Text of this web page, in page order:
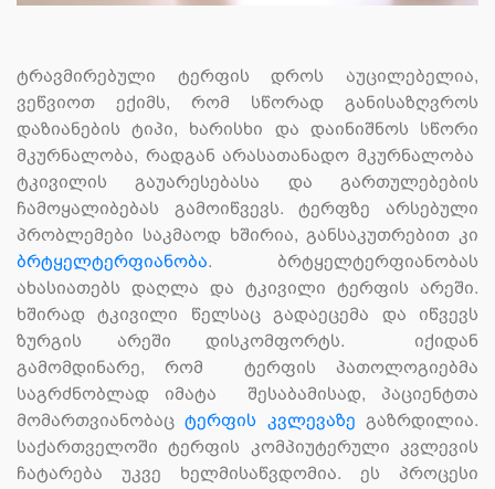
ტრავმირებული ტერფის დროს აუცილებელია,
ვეწვიოთ ექიმს, რომ სწორად განისაზღვროს
დაზიანების ტიპი, ხარისხი და დაინიშნოს სწორი
მკურნალობა, რადგან არასათანადო მკურნალობა
ტკივილის გაუარესებასა და გართულებების
ჩამოყალიბებას გამოიწვევს. ტერფზე არსებული
პრობლემები საკმაოდ ხშირია, განსაკუთრებით კი
ბრტყელტერფიანობა. ბრტყელტერფიანობას
ახასიათებს დაღლა და ტკივილი ტერფის არეში.
ხშირად ტკივილი წელსაც გადაეცემა და იწვევს
ზურგის არეში დისკომფორტს. იქიდან
გამომდინარე, რომ ტერფის პათოლოგიებმა
საგრძნობლად იმატა შესაბამისად, პაციენტთა
მომართვიანობაცტერფის კვლევაზე გაზრდილია.
საქართველოში ტერფის კომპიუტერული კვლევის
ჩატარება უკვე ხელმისაწვდომია. ეს პროცესი